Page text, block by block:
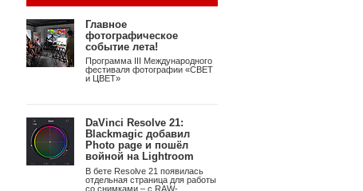
Главное
фотографическое
событие лета!
Программа III Международного
фестиваля фотографии «СВЕТ
и ЦВЕТ»
DaVinci Resolve 21:
Blackmagic добавил
Photo page и пошёл
войной на Lightroom
В бете Resolve 21 появилась
отдельная страница для работы
со снимками – с RAW-